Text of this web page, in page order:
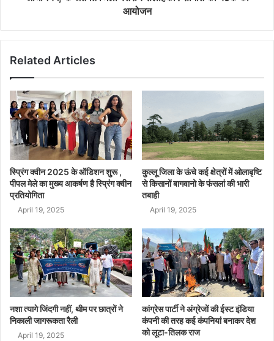
आयोजन
Related Articles
स्प्रिंग क्वीन 2025 के ऑडिशन शुरू ,
पीपल मेले का मुख्य आकर्षण है स्प्रिंग क्वीन
प्रतियोगिता
April 19, 2025
कुल्लू जिला के ऊंचे कई क्षेत्रों में ओलाबृष्टि
से किसानों बागवानो के फंसलां की भारी
तबाही
April 19, 2025
नशा त्यागे जिंदगी नहीं, थीम पर छात्रों ने
निकाली जागरूकता रैली
April 19, 2025
कांग्रेस पार्टी ने अंग्रेजों की ईस्ट इंडिया
कंपनी की तरह कई कंपनियां बनाकर देश
को लूटा-तिलक राज